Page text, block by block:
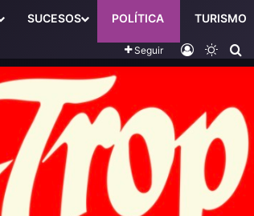
SUCESOS POLÍTICA TURISMO
Seguir Iniciar